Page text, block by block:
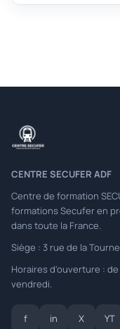
CENTRE SECUFER ADF
Centre de formation
formations Secufer en
dans toute la France.
Siège : 3 rue de la
Horaires d'ouverture :
vendredi.
f in X YT